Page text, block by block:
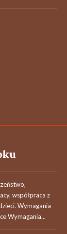
współpraca z
Wymagania
Wymagania...